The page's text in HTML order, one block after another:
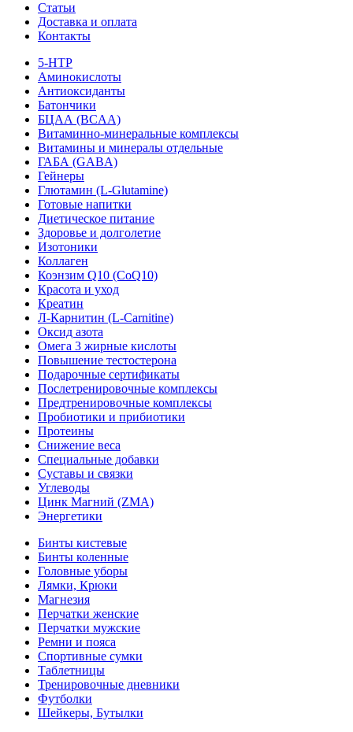
Статьи
Доставка и оплата
Контакты
5-HTP
Аминокислоты
Антиоксиданты
Батончики
БЦАА (BCAA)
Витаминно-минеральные комплексы
Витамины и минералы отдельные
ГАБА (GABA)
Гейнеры
Глютамин (L-Glutamine)
Готовые напитки
Диетическое питание
Здоровье и долголетие
Изотоники
Коллаген
Коэнзим Q10 (CoQ10)
Красота и уход
Креатин
Л-Карнитин (L-Сarnitine)
Оксид азота
Омега 3 жирные кислоты
Повышение тестостерона
Подарочные сертификаты
Послетренировочные комплексы
Предтренировочные комплексы
Пробиотики и прибиотики
Протеины
Снижение веса
Специальные добавки
Суставы и связки
Углеводы
Цинк Магний (ZMA)
Энергетики
Бинты кистевые
Бинты коленные
Головные уборы
Лямки, Крюки
Магнезия
Перчатки женские
Перчатки мужские
Ремни и пояса
Спортивные сумки
Таблетницы
Тренировочные дневники
Футболки
Шейкеры, Бутылки